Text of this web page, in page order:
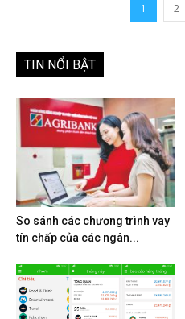
1 2
TIN NỔI BẬT
So sánh các chương trình vay
tín chấp của các ngân...